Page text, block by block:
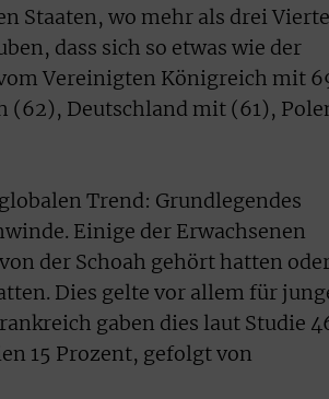
Staaten, wo mehr als drei
dass sich so etwas wie der
Vereinigten Königreich mit
(62), Deutschland mit (61),
Trend: Grundlegendes
Einige der Erwachsenen
der Schoah gehört hatten
Dies gelte vor allem für
gaben dies laut Studie
15 Prozent, gefolgt von